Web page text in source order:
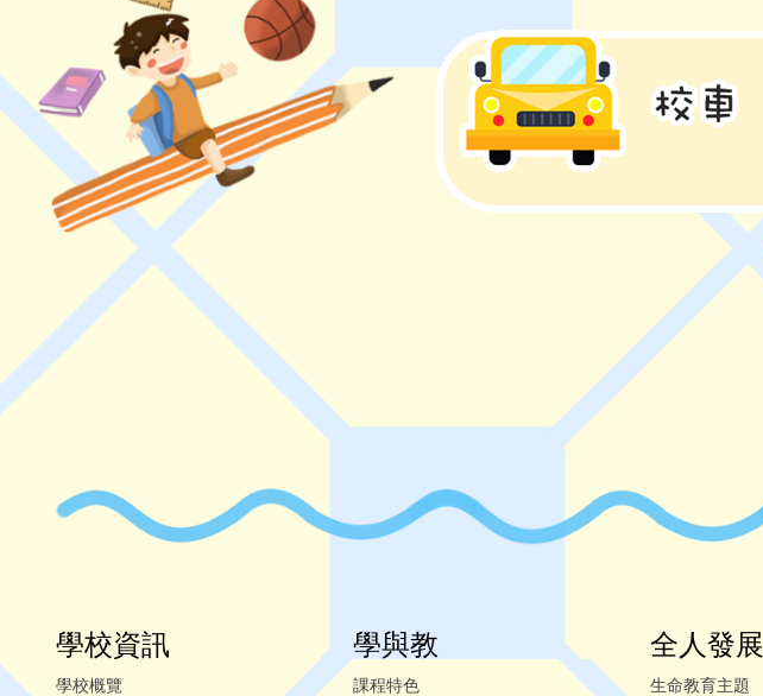
學校資訊
學校概覽
學與教
課程特色
全人發展
生命教育主題